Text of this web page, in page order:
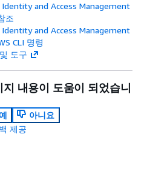
Identity and Access Management
조
Identity and Access Management
CLI 명령
도구
지 내용이 도움이 되었습니
아니요
제공